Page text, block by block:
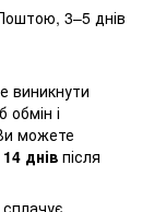
3–5 днів
виникнути
і
можете
днів після